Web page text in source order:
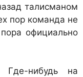
талисманом
пор команда не
официально
нибудь на